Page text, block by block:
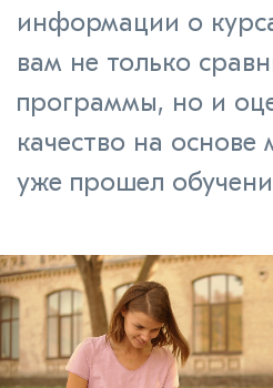
информации о
вам не только
программы, но и
качество на основе
уже прошел